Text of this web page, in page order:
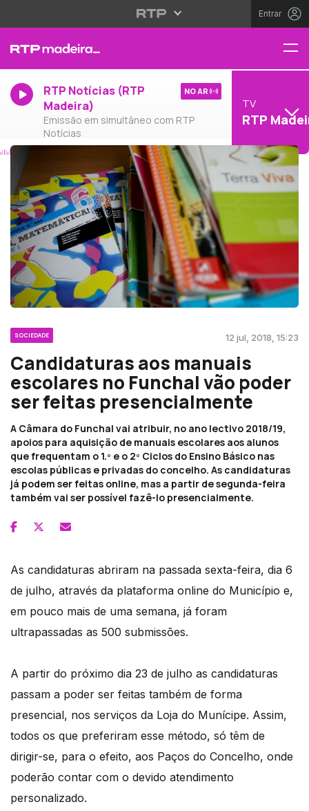
Entrar
RTP Notícias (RTP
Madeira)
Emissão em simultâneo com RTP
Notícias
NO AR
TV
RTP
SOCIEDADE 12 jul, 2018, 15:23
Candidaturas aos manuais
escolares no Funchal vão poder
ser feitas presencialmente
A Câmara do Funchal vai atribuir, no ano lectivo 2018/19,
apoios para aquisição de manuais escolares aos alunos
que frequentam o 1.º e o 2º Ciclos do Ensino Básico nas
escolas públicas e privadas do concelho. As candidaturas
já podem ser feitas online, mas a partir de segunda-feira
também vai ser possível fazê-lo presencialmente.
As candidaturas abriram na passada sexta-feira, dia 6
de julho, através da plataforma online do Município e,
em pouco mais de uma semana, já foram
ultrapassadas as 500 submissões.
A partir do próximo dia 23 de julho as candidaturas
passam a poder ser feitas também de forma
presencial, nos serviços da Loja do Munícipe. Assim,
todos os que preferiram esse método, só têm de
dirigir-se, para o efeito, aos Paços do Concelho, onde
poderão contar com o devido atendimento
personalizado.